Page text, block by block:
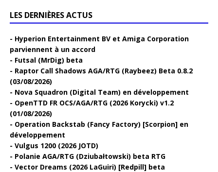
LES DERNIÈRES ACTUS
Hyperion Entertainment BV et Amiga Corporation
parviennent à un accord
Futsal (MrDig) beta
Raptor Call Shadows AGA/RTG (Raybeez) Beta 0.8.2
(03/08/2026)
Nova Squadron (Digital Team) en développement
OpenTTD FR OCS/AGA/RTG (2026 Korycki) v1.2
(01/08/2026)
Operation Backstab (Fancy Factory) [Scorpion] en
développement
Vulgus 1200 (2026 JOTD)
Polanie AGA/RTG (Dziubałtowski) beta RTG
Vector Dreams (2026 LaGuiri) [Redpill] beta